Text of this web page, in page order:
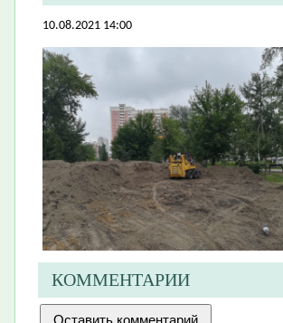
10.08.2021 14:00
КОММЕНТАРИИ